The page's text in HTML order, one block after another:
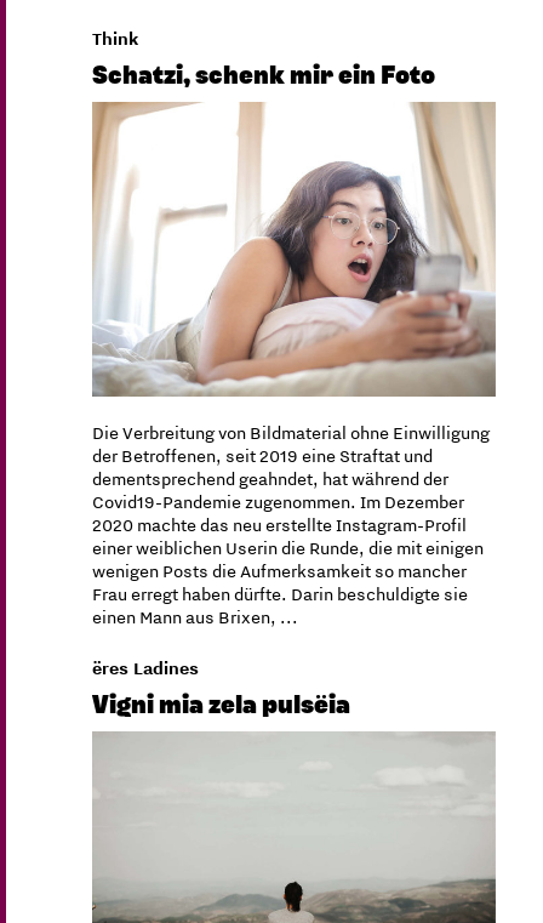
Think
Schatzi, schenk mir ein Foto
Die Verbreitung von Bildmaterial ohne Einwilligung
der Betroffenen, seit 2019 eine Straftat und
dementsprechend geahndet, hat während der
Covid19-Pandemie zugenommen. Im Dezember
2020 machte das neu erstellte Instagram-Profil
einer weiblichen Userin die Runde, die mit einigen
wenigen Posts die Aufmerksamkeit so mancher
Frau erregt haben dürfte. Darin beschuldigte sie
einen Mann aus Brixen, ...
ëres Ladines
Vigni mia zela pulsëia